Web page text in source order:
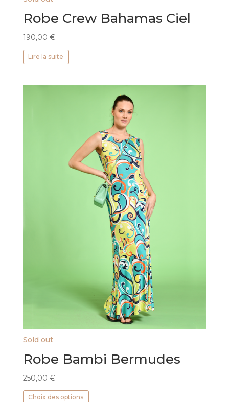
Robe Crew Bahamas Ciel
190,00 €
Lire la suite
Sold out
Robe Bambi Bermudes
250,00 €
Choix des options
Ce